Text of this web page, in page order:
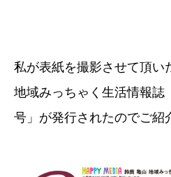
私が表紙を撮影させて頂い
地域みっちゃく生活情報誌
号」が発行されたのでご紹